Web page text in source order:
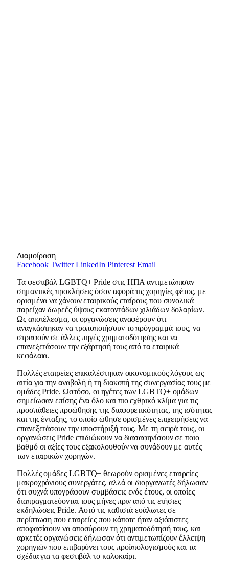
Διαμοίραση
Facebook Twitter LinkedIn Pinterest Email
Τα φεστιβάλ LGBTQ+ Pride στις ΗΠΑ αντιμετώπισαν
σημαντικές προκλήσεις όσον αφορά τις χορηγίες φέτος, με
ορισμένα να χάνουν εταιρικούς εταίρους που συνολικά
παρείχαν δωρεές ύψους εκατοντάδων χιλιάδων δολαρίων.
Ως αποτέλεσμα, οι οργανώσεις αναφέρουν ότι
αναγκάστηκαν να τροποποιήσουν το πρόγραμμά τους, να
στραφούν σε άλλες πηγές χρηματοδότησης και να
επανεξετάσουν την εξάρτησή τους από τα εταιρικά
κεφάλαια.
Πολλές εταιρείες επικαλέστηκαν οικονομικούς λόγους ως
αιτία για την αναβολή ή τη διακοπή της συνεργασίας τους με
ομάδες Pride. Ωστόσο, οι ηγέτες των LGBTQ+ ομάδων
σημείωσαν επίσης ένα όλο και πιο εχθρικό κλίμα για τις
προσπάθειες προώθησης της διαφορετικότητας, της ισότητας
και της ένταξης, το οποίο ώθησε ορισμένες επιχειρήσεις να
επανεξετάσουν την υποστήριξή τους. Με τη σειρά τους, οι
οργανώσεις Pride επιδιώκουν να διασαφηνίσουν σε ποιο
βαθμό οι αξίες τους εξακολουθούν να συνάδουν με αυτές
των εταιρικών χορηγών.
Πολλές ομάδες LGBTQ+ θεωρούν ορισμένες εταιρείες
μακροχρόνιους συνεργάτες, αλλά οι διοργανωτές δήλωσαν
ότι συχνά υπογράφουν συμβάσεις ενός έτους, οι οποίες
διαπραγματεύονται τους μήνες πριν από τις ετήσιες
εκδηλώσεις Pride. Αυτό τις καθιστά ευάλωτες σε
περίπτωση που εταιρείες που κάποτε ήταν αξιόπιστες
αποφασίσουν να αποσύρουν τη χρηματοδότησή τους, και
αρκετές οργανώσεις δήλωσαν ότι αντιμετωπίζουν έλλειψη
χορηγιών που επιβαρύνει τους προϋπολογισμούς και τα
σχέδια για τα φεστιβάλ το καλοκαίρι.